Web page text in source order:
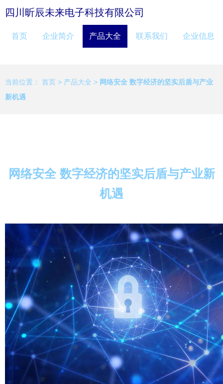
四川昕辰未来电子科技有限公司
首页 企业简介 产品大全 联系我们 企业信息
当前位置： 首页 > 产品大全 > 网络安全 数字经济的坚实后盾与产业
新机遇
网络安全 数字经济的坚实后盾与产业新
机遇